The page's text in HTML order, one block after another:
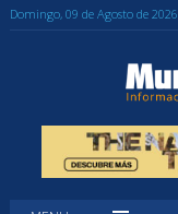
Domingo, 09 de Agosto de 2026